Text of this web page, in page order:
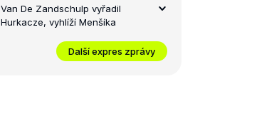
Van De Zandschulp vyřadil
Hurkacze, vyhlíží Menšíka
Další expres zprávy